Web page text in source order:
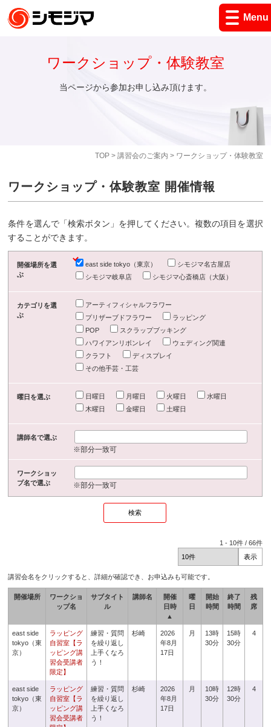
Menu
TOP> 講習会のご案内 > ワークショップ・体験教室
ワークショップ・体験教室
当ページから参加お申し込み頂けます。
ワークショップ・体験教室 開催情報
条件を選んで「検索ボタン」を押してください。複数の項目を選択
することができます。
開催場所を選
ぶ
east side tokyo（東京）
シモジマ名古屋店
シモジマ岐阜店
シモジマ心斎橋店（大阪）
カテゴリを選
ぶ
アーティフィシャルフラワー
プリザーブドフラワー
ラッピング
POP
スクラップブッキング
ハワイアンリボンレイ
ウェディング関連
クラフト
ディスプレイ
その他手芸・工芸
曜日を選ぶ 日曜日 月曜日 火曜日
水曜日
木曜日
金曜日 土曜日
講師名で選ぶ
※部分一致可
ワークショッ
プ名で選ぶ
※部分一致可
1 - 10件 /66件
講習会名をクリックすると、詳細が確認でき、お申込みも可能です。
開催場所
ワークショ
ップ名
サブタイト
ル
講師名
開催
日時
▲
曜
日
開始
時間
終了
時間
残
席
east side
tokyo（東
京）
ラッピング
自習室【ラ
ッピング講
習会受講者
限定】
練習・質問
を繰り返し
上手くなろ
う！
杉崎
2026
年8月
17日
月
13時
30分
15時
30分
4
east side
tokyo（東
京）
ラッピング
自習室【ラ
ッピング講
習会受講者
練習・質問
を繰り返し
上手くなろ
う！
杉崎
2026
年8月
17日
月
10時
30分
12時
30分
4